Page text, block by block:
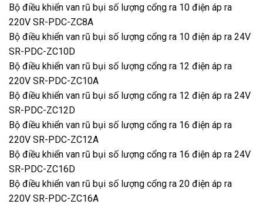
Bộ điều khiển van rũ bụi số lượng cổng ra 10 điện áp ra
220V SR-PDC-ZC8A
Bộ điều khiển van rũ bụi số lượng cổng ra 10 điện áp ra 24V
SR-PDC-ZC10D
Bộ điều khiển van rũ bụi số lượng cổng ra 12 điện áp ra
220V SR-PDC-ZC10A
Bộ điều khiển van rũ bụi số lượng cổng ra 12 điện áp ra 24V
SR-PDC-ZC12D
Bộ điều khiển van rũ bụi số lượng cổng ra 16 điện áp ra
220V SR-PDC-ZC12A
Bộ điều khiển van rũ bụi số lượng cổng ra 16 điện áp ra 24V
SR-PDC-ZC16D
Bộ điều khiển van rũ bụi số lượng cổng ra 20 điện áp ra
220V SR-PDC-ZC16A